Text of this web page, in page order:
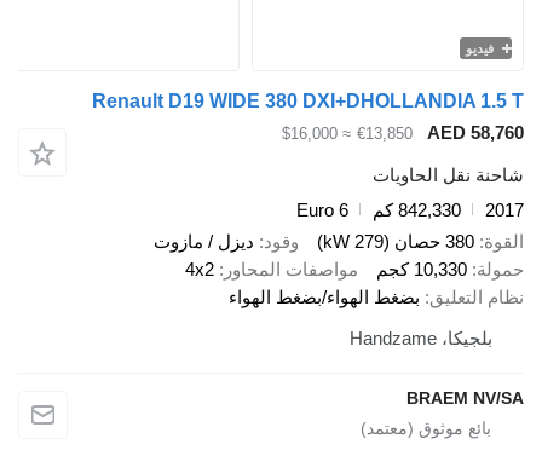
فيديو
Renault D19 WIDE 380 DXI+DHOLLANDIA 1.5 T
AED 58,760
€13,850
≈ $16,000
شاحنة نقل الحاويات
2017
842,330 كم
Euro 6
القوة 380 حصان (279 kW) وقود ديزل / مازوت
حمولة 10,330 كجم مواصفات المحاور
4x2
نظام التعليق بضغط الهواء/بضغط الهواء
بلجيكا، Handzame
BRAEM NV/SA